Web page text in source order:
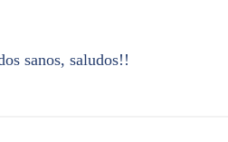
sanos, saludos!!